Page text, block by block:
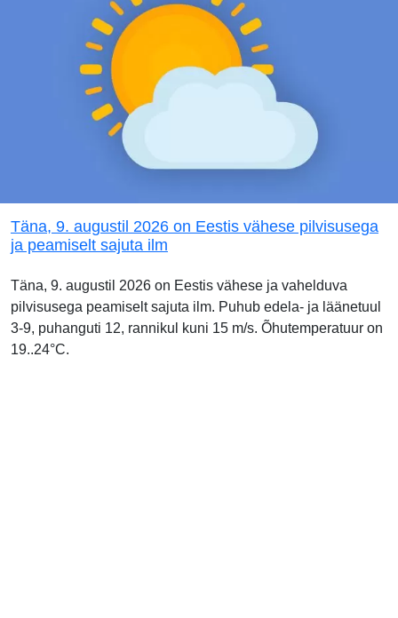
Täna, 9. augustil 2026 on Eestis vähese pilvisusega
ja peamiselt sajuta ilm
Täna, 9. augustil 2026 on Eestis vähese ja vahelduva
pilvisusega peamiselt sajuta ilm. Puhub edela- ja läänetuul
3-9, puhanguti 12, rannikul kuni 15 m/s. Õhutemperatuur on
19..24°C.